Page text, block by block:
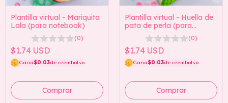
Plantilla virtual - Mariquita
Lala (para notebook)
(0)
$1.74 USD
Gana$0.03de reembolso
Plantilla virtual - Huella de
pata de perla (para
cuaderno)
(0)
$1.74 USD
Gana$0.03de reembolso